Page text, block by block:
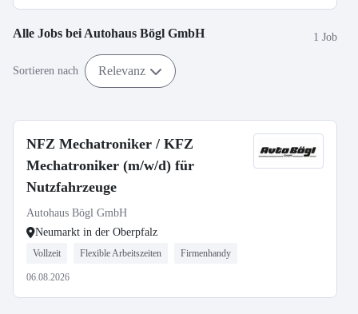
Alle Jobs bei Autohaus Bögl GmbH 1 Job
Sortieren nach Relevanz
NFZ Mechatroniker / KFZ
Mechatroniker (m/w/d) für
Nutzfahrzeuge
Autohaus Bögl GmbH
Neumarkt in der Oberpfalz
Vollzeit Flexible Arbeitszeiten Firmenhandy
06.08.2026